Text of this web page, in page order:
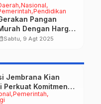
Nasional
Pendidikan
Pangan
Dengan Harga
100 Sak
Sabtu, 9 Agt 2025
Pemerintah
Jembrana Kian
Perkuat Komitmen
dan Keberlanjutan